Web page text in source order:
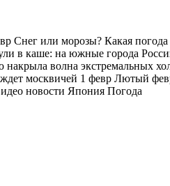
Снег или морозы? Какая
в каше: на южные города
волна экстремальных
москвичей 1 февр Лютый
новости Япония Погода